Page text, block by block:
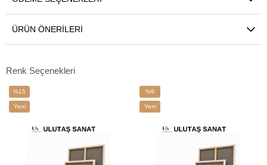
ÜRÜN ÖNERILERI
Renk Seçenekleri
%15
İndirim
Yeni
%9
İndirim
Yeni